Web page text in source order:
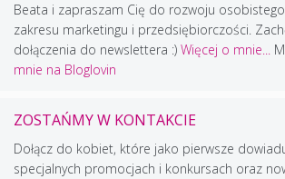
Beata i zapraszam Cię do rozwoju
zakresu marketingu i przedsiębiorczości.
dołączenia do newslettera :) Więcej o mnie...
mnie na Bloglovin
ZOSTAŃMY W KONTAKCIE
Dołącz do kobiet, które jako pierwsze
specjalnych promocjach i konkursach oraz